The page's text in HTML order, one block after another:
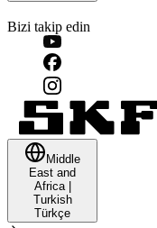
Bizi takip edin
Middle
East and
Africa|
Turkish
Türkçe